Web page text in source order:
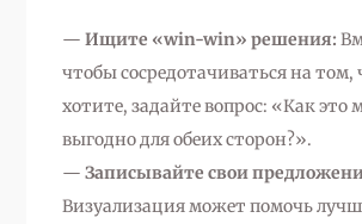
— Ищите «win-win» решения:
чтобы сосредотачиваться на том,
хотите, задайте вопрос: «Как это
выгодно для обеих сторон?».
— Записывайте свои
Визуализация может помочь